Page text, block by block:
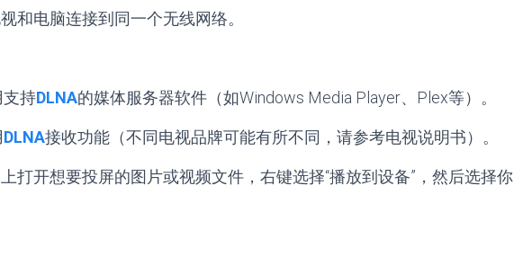
和电脑连接到同一个无线网络。
持DLNA的媒体服务器软件（如Windows Media Player、Plex等）。
DLNA接收功能（不同电视品牌可能有所不同，请参考电视说明书）。
上打开想要投屏的图片或视频文件，右键选择“播放到设备”，然后选择你